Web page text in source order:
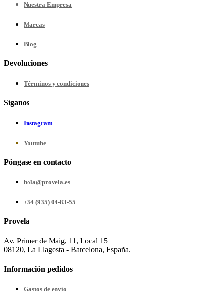
Nuestra Empresa
Marcas
Blog
Devoluciones
Términos y condiciones
Síganos
Instagram
Youtube
Póngase en contacto
hola@provela.es
+34 (935) 04-83-55
Provela
Av. Primer de Maig, 11, Local 15
08120, La Llagosta - Barcelona, España.
Información pedidos
Gastos de envío